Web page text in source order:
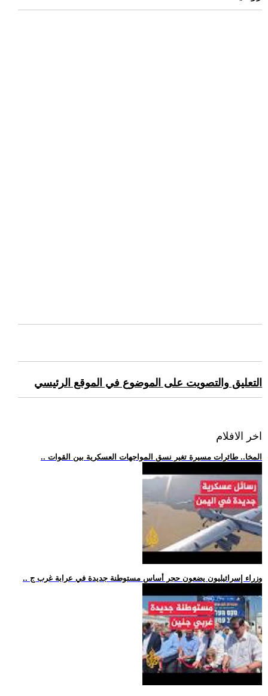
التعليق والتصويت على الموضوع في الموقع الرئيسي
اخر الافلام
.. المخا.. طائرات مسيرة تغير نسق المواجهات العسكرية بين القوات
.. وزراء إسرائيليون يضعون حجر أساس مستوطنة جديدة في عرابة غرب ج